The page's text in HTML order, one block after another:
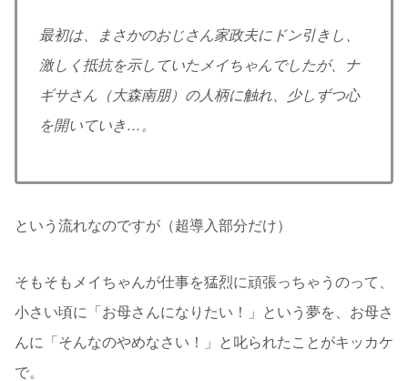
最初は、まさかのおじさん家政夫にドン引きし、
激しく抵抗を示していたメイちゃんでしたが、ナ
ギサさん（大森南朋）の人柄に触れ、少しずつ心
を開いていき…。
という流れなのですが（超導入部分だけ）
そもそもメイちゃんが仕事を猛烈に頑張っちゃうのって、
小さい頃に「お母さんになりたい！」という夢を、お母さ
んに「そんなのやめなさい！」と叱られたことがキッカケ
で。